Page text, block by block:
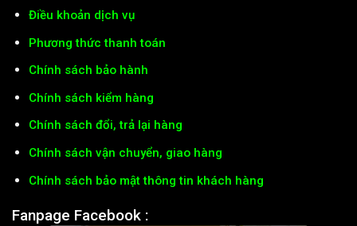
Điều khoản dịch vụ
Phương thức thanh toán
Chính sách bảo hành
Chính sách kiểm hàng
Chính sách đổi, trả lại hàng
Chính sách vận chuyển, giao hàng
Chính sách bảo mật thông tin khách hàng
Fanpage Facebook :